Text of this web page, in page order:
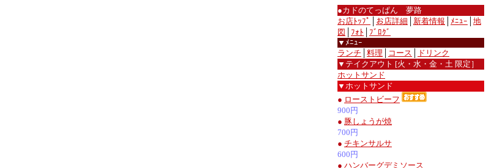
●カドのてっぱん 夢路
お店ﾄｯﾌﾟ
お店詳細 新着情報 ﾒﾆｭｰ
地
図
ﾌｫﾄ
ﾌﾞﾛｸﾞ
▼ﾒﾆｭｰ
ランチ
料理 コース
ドリンク
▼テイクアウト [火・水・金・土 限定］
ホットサンド
▼ホットサンド
● ローストビーフ
900円
● 豚しょうが焼
700円
● チキンサルサ
600円
● ハンバーグデミソース